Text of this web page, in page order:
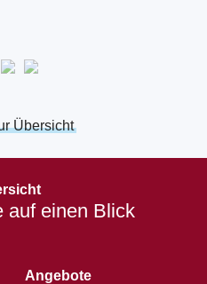
Übersicht
auf einen Blick
Angebote